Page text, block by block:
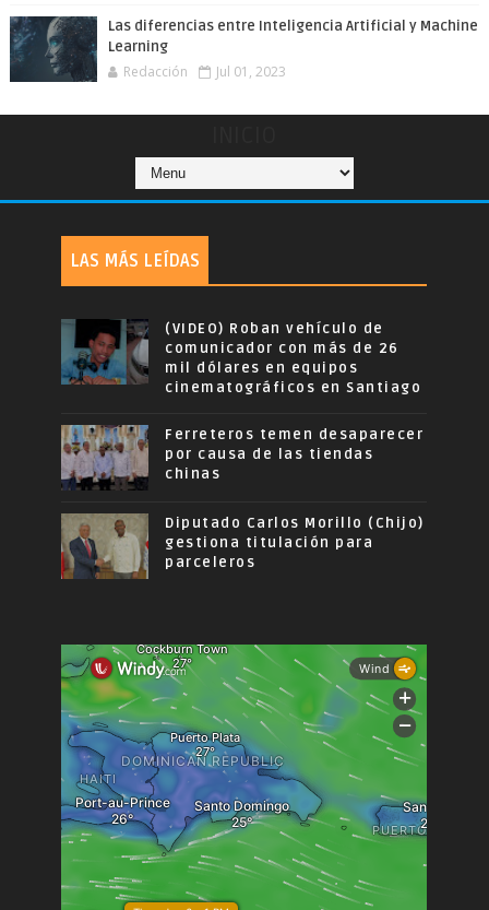
Las diferencias entre Inteligencia Artificial y Machine
Learning
Redacción Jul 01, 2023
LAS MÁS LEÍDAS
(VIDEO) Roban vehículo de
comunicador con más de 26
mil dólares en equipos
cinematográficos en Santiago
Ferreteros temen desaparecer
por causa de las tiendas
chinas
Diputado Carlos Morillo (Chijo)
gestiona titulación para
parceleros